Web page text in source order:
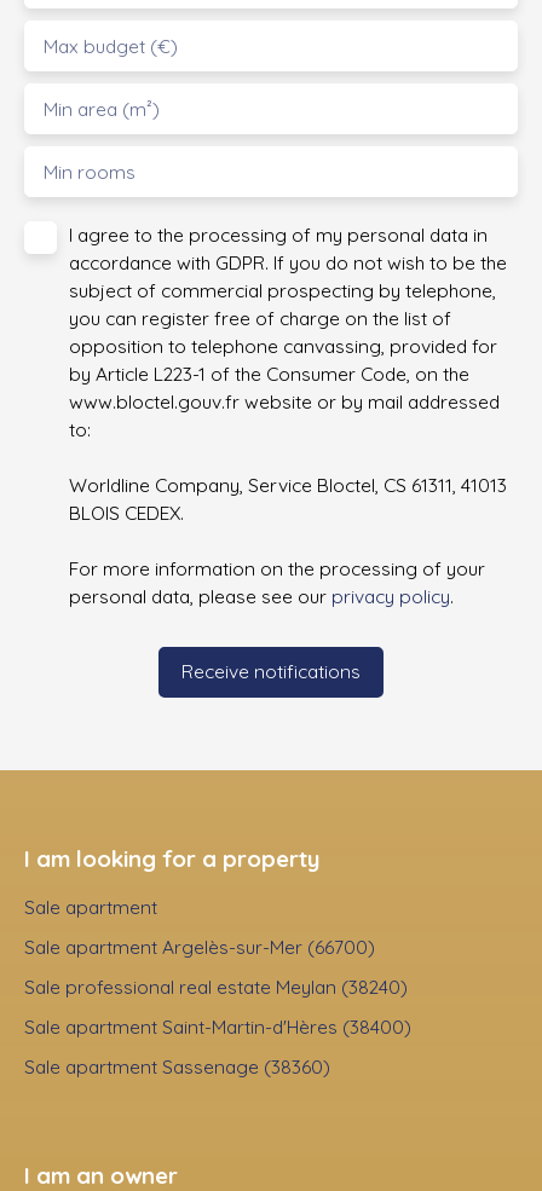
Max budget (€)
Min area (m²)
Min rooms
I agree to the processing of my personal data in
accordance with GDPR. If you do not wish to be the
subject of commercial prospecting by telephone,
you can register free of charge on the list of
opposition to telephone canvassing, provided for
by Article L223-1 of the Consumer Code, on the
www.bloctel.gouv.fr website or by mail addressed
to:
Worldline Company, Service Bloctel, CS 61311, 41013
BLOIS CEDEX.
For more information on the processing of your
personal data, please see our privacy policy.
Receive notifications
I am looking for a property
Sale apartment
Sale apartment Argelès-sur-Mer (66700)
Sale professional real estate Meylan (38240)
Sale apartment Saint-Martin-d'Hères (38400)
Sale apartment Sassenage (38360)
I am an owner